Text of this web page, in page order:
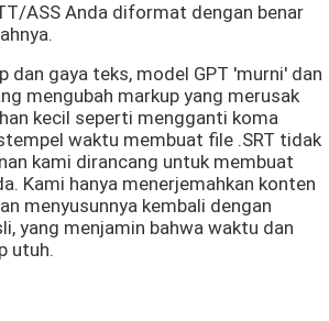
ASS Anda diformat dengan benar
dan gaya teks, model GPT 'murni' dan
mengubah markup yang merusak
kecil seperti mengganti koma
waktu membuat file .SRT tidak
kami dirancang untuk membuat
Kami hanya menerjemahkan konten
menyusunnya kembali dengan
yang menjamin bahwa waktu dan
utuh.